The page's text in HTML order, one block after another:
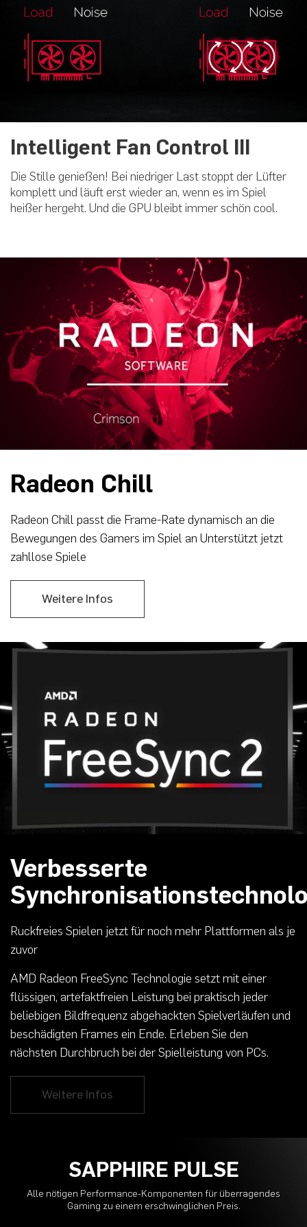
Intelligent Fan Control III
Die Stille genießen! Bei niedriger Last stoppt der Lüfter
komplett und läuft erst wieder an, wenn es im Spiel
heißer hergeht. Und die GPU bleibt immer schön cool.
Radeon Chill
Radeon Chill passt die Frame-Rate dynamisch an die
Bewegungen des Gamers im Spiel an Unterstützt jetzt
zahllose Spiele
Weitere Infos
Verbesserte
Ruckfreies Spielen jetzt für noch mehr Plattformen als je
zuvor
AMD Radeon FreeSync Technologie setzt mit einer
flüssigen, artefaktfreien Leistung bei praktisch jeder
beliebigen Bildfrequenz abgehackten Spielverläufen und
beschädigten Frames ein Ende. Erleben Sie den
nächsten Durchbruch bei der Spielleistung von PCs.
Weitere Infos
SAPPHIRE PULSE
Alle nötigen Performance-Komponenten für überragendes
Gaming zu einem erschwinglichen Preis.